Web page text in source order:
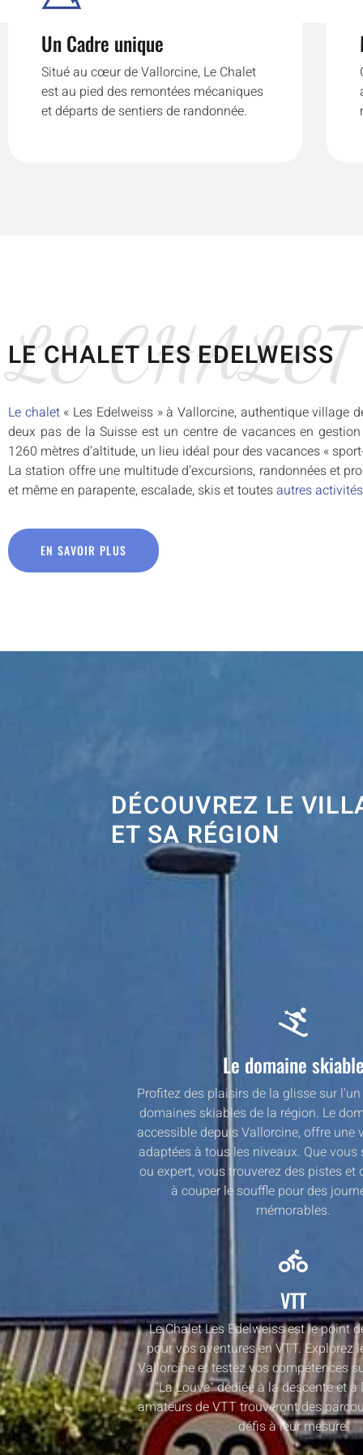
Un Cadre unique
Situé au cœur de Vallorcine, Le Chalet
est au pied des remontées mécaniques
et départs de sentiers de randonnée.
LE CHALET LES EDELWEISS
LE CHALET
Le chalet« Les Edelweiss » à Vallorcine, authentique village
deux pas de la Suisse est un centre de vacances en
1260 mètres d’altitude, un lieu idéal pour des vacances «
La station offre une multitude d’excursions, randonnées et
et même en parapente, escalade, skis et toutesautres
EN SAVOIR PLUS
DÉCOUVREZ LE
ET SA RÉGION
Le domaine
Profitez des plaisirs de la glisse sur
domaines skiables de la région. Le
accessible depuis Vallorcine, offre une
adaptées à tous les niveaux. Que
ou expert, vous trouverez des pistes et
à couper le souffle pour des
mémorables.
VTT
Le Chalet Les Edelweiss est le point
pour vos aventures en VTT. Explorez
Vallorcine et testez vos compétences
"La Louve" dédiée à la descente et à
amateurs de VTT trouveront des
défis à leur mesure.